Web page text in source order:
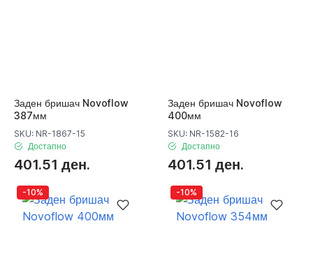
Заден бришач Novoflow
387мм
SKU: NR-1867-15
Достапно
401.51 ден.
Заден бришач Novoflow
400мм
SKU: NR-1582-16
Достапно
401.51 ден.
-10% -10%